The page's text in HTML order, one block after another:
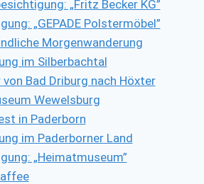
„Fritz Becker KG”
„GEPADE Polstermöbel”
Morgenwanderung
im Silberbachtal
von Bad Driburg nach Höxter
Wewelsburg
in Paderborn
im Paderborner Land
„Heimatmuseum”